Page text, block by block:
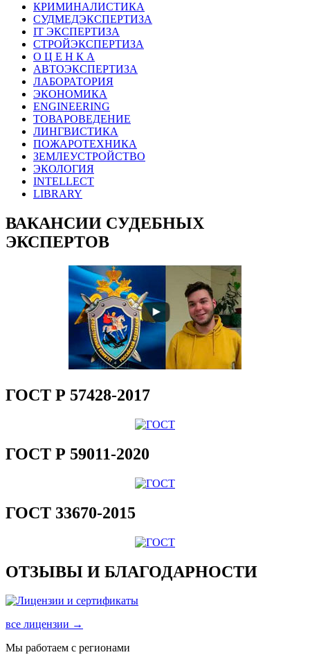
КРИМИНАЛИСТИКА
СУДМЕДЭКСПЕРТИЗА
IT ЭКСПЕРТИЗА
СТРОЙЭКСПЕРТИЗА
О Ц Е Н К А
АВТОЭКСПЕРТИЗА
ЛАБОРАТОРИЯ
ЭКОНОМИКА
ENGINEERING
ТОВАРОВЕДЕНИЕ
ЛИНГВИСТИКА
ПОЖАРОТЕХНИКА
ЗЕМЛЕУСТРОЙСТВО
ЭКОЛОГИЯ
INTELLECT
LIBRARY
ВАКАНСИИ СУДЕБНЫХ
ЭКСПЕРТОВ
ГОСТ Р 57428-2017
ГОСТ Р 59011-2020
ГОСТ 33670-2015
ОТЗЫВЫ И БЛАГОДАРНОСТИ
все лицензии →
Мы работаем с регионами